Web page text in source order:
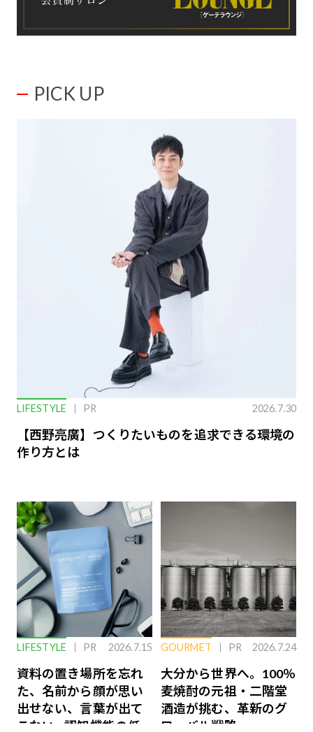
PICK UP
LIFESTYLE PR 2026.7.30
【西野亮廣】つくりたいものを追求できる環境の
作り方とは
LIFESTYLE PR 2026.7.15
資料の置き場所を忘れ
た、名前から顔が思い
出せない、言葉が出て
こない…認知機能の低
GOURMET PR 2026.7.24
大分から世界へ。100％
麦焼酎の元祖・二階堂
酒造が挑む、革新のグ
ローバル戦略